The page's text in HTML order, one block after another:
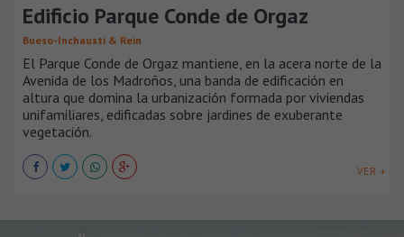
Edificio Parque Conde de Orgaz
Bueso-Inchausti & Rein
El Parque Conde de Orgaz mantiene, en la acera norte de la
Avenida de los Madroños, una banda de edificación en
altura que domina la urbanización formada por viviendas
unifamiliares, edificadas sobre jardines de exuberante
vegetación.
VER +